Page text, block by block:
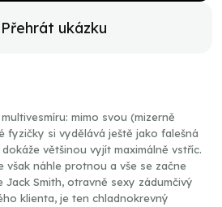
Přehrát ukázku
mimo svou (mizerně
fyzičky si vydělává ještě jako falešná
většinou vyjít maximálně vstříc.
však náhle protnou a vše se začne
Jack Smith, otravně sexy zádumčivý
klienta, je ten chladnokrevný